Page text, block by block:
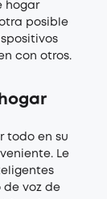
hogar
posible
con otros.
todo en su
Le
voz de